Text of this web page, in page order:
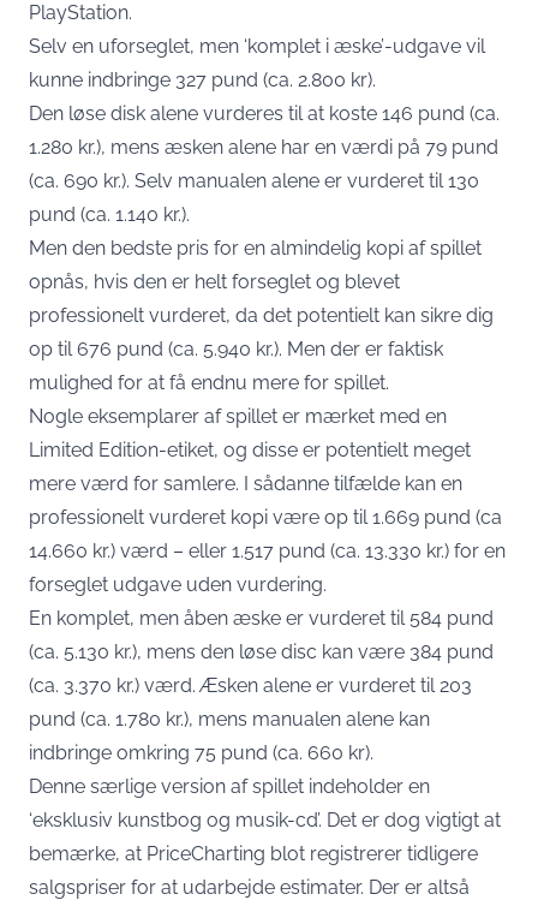
PlayStation.
Selv en uforseglet, men ‘komplet i æske’-udgave vil
kunne indbringe 327 pund (ca. 2.800 kr).
Den løse disk alene vurderes til at koste 146 pund (ca.
1.280 kr.), mens æsken alene har en værdi på 79 pund
(ca. 690 kr.). Selv manualen alene er vurderet til 130
pund (ca. 1.140 kr.).
Men den bedste pris for en almindelig kopi af spillet
opnås, hvis den er helt forseglet og blevet
professionelt vurderet, da det potentielt kan sikre dig
op til 676 pund (ca. 5.940 kr.). Men der er faktisk
mulighed for at få endnu mere for spillet.
Nogle eksemplarer af spillet er mærket med en
Limited Edition-etiket, og disse er potentielt meget
mere værd for samlere. I sådanne tilfælde kan en
professionelt vurderet kopi være op til 1.669 pund (ca
14.660 kr.) værd – eller 1.517 pund (ca. 13.330 kr.) for en
forseglet udgave uden vurdering.
En komplet, men åben æske er vurderet til 584 pund
(ca. 5.130 kr.), mens den løse disc kan være 384 pund
(ca. 3.370 kr.) værd. Æsken alene er vurderet til 203
pund (ca. 1.780 kr.), mens manualen alene kan
indbringe omkring 75 pund (ca. 660 kr).
Denne særlige version af spillet indeholder en
‘eksklusiv kunstbog og musik-cd’. Det er dog vigtigt at
bemærke, at PriceCharting blot registrerer tidligere
salgspriser for at udarbejde estimater. Der er altså